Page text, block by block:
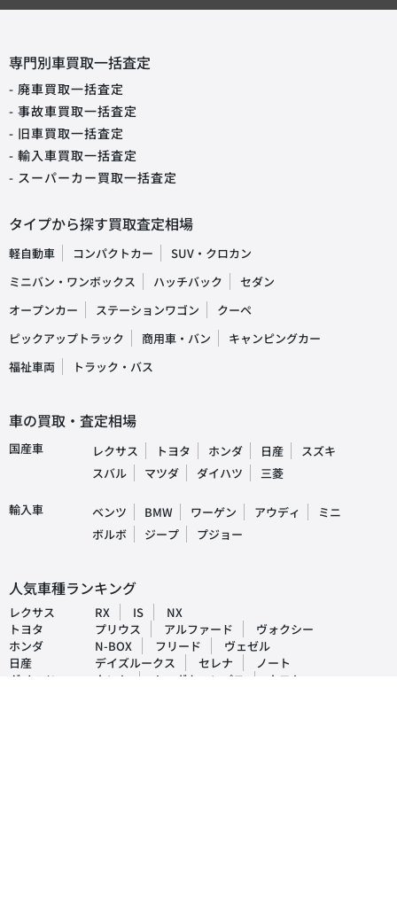
専門別車買取一括査定
- 廃車買取一括査定
- 事故車買取一括査定
- 旧車買取一括査定
- 輸入車買取一括査定
- スーパーカー買取一括査定
タイプから探す買取査定相場
軽自動車 コンパクトカー
SUV・クロカン
ミニバン・ワンボックス
ハッチバック
セダン
オープンカー
ステーションワゴン
クーペ
ピックアップトラック
商用車・バン
キャンピングカー
福祉車両
トラック・バス
車の買取・査定相場
国産車 レクサス トヨタ ホンダ 日産
スズキ
スバル
マツダ ダイハツ 三菱
輸入車 ベンツ BMW ワーゲン アウディ
ミニ
ボルボ
ジープ プジョー
人気車種ランキング
レクサス RX IS
NX
トヨタ
プリウス アルファード
ヴォクシー
ホンダ
N-BOX フリード
ヴェゼル
日産
デイズルークス セレナ
ノート
ダイハツ
タント ムーヴキャンパス
タフト